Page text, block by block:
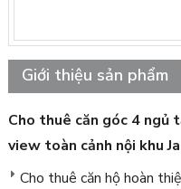
Giới thiệu sản phẩm
Cho thuê căn góc 4 ngủ
view toàn cảnh nội khu
Cho thuê căn hộ hoàn